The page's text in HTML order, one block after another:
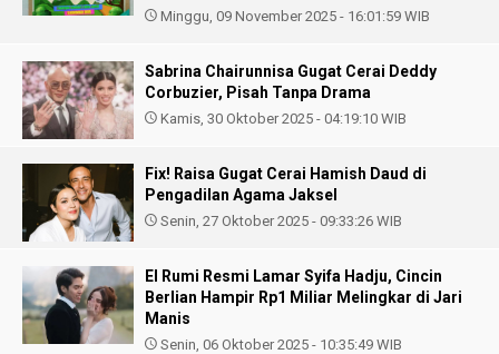
Minggu, 09 November 2025 - 16:01:59 WIB
Sabrina Chairunnisa Gugat Cerai Deddy
Corbuzier, Pisah Tanpa Drama
Kamis, 30 Oktober 2025 - 04:19:10 WIB
Fix! Raisa Gugat Cerai Hamish Daud di
Pengadilan Agama Jaksel
Senin, 27 Oktober 2025 - 09:33:26 WIB
El Rumi Resmi Lamar Syifa Hadju, Cincin
Berlian Hampir Rp1 Miliar Melingkar di Jari
Manis
Senin, 06 Oktober 2025 - 10:35:49 WIB